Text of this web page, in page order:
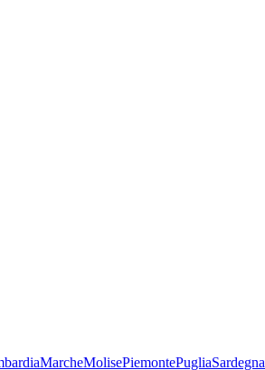
MarcheMolisePiemontePugliaSardegna